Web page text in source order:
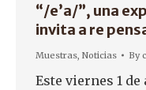
“/e’a/”, una
invita a re
Muestras Noticias By
Este viernes 1